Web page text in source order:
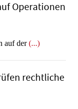
Operationen
auf der(...)
rechtliche